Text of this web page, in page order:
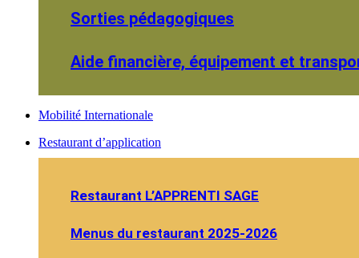
Sorties pédagogiques
Aide financière, équipement et
Mobilité Internationale
Restaurant d’application
Restaurant L’APPRENTI SAGE
Menus du restaurant 2025-2026